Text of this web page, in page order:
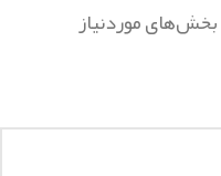
بخش‌های موردنیاز